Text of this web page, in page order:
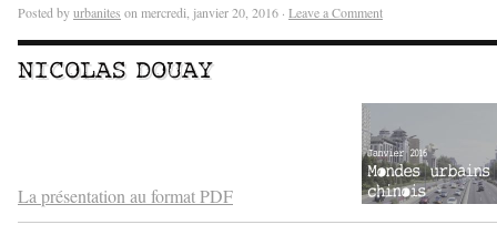
Posted byurbanites on mercredi, janvier 20, 2016 · Leave a Comment
NICOLAS DOUAY
La présentation au format PDF